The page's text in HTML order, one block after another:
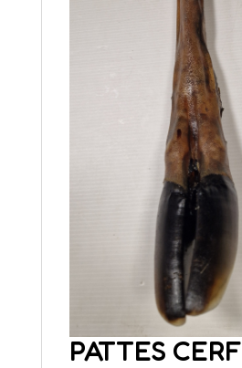
PATTES CERF